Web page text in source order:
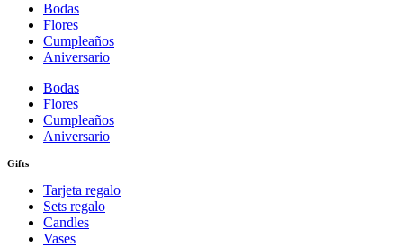
Bodas
Flores
Cumpleaños
Aniversario
Bodas
Flores
Cumpleaños
Aniversario
Gifts
Tarjeta regalo
Sets regalo
Candles
Vases